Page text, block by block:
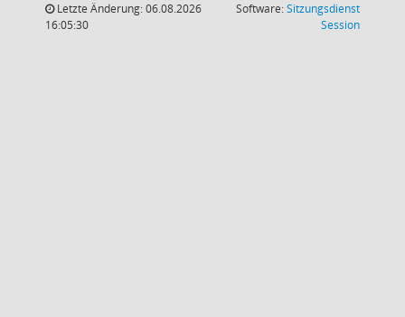
Letzte Änderung: 06.08.2026
16:05:30
Software:Sitzungsdienst
Session(Wird in